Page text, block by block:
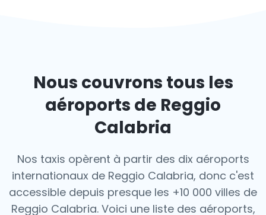
Nous couvrons tous les
aéroports de Reggio
Calabria
Nos taxis opèrent à partir des dix aéroports
internationaux de Reggio Calabria, donc c'est
accessible depuis presque les +10 000 villes de
Reggio Calabria. Voici une liste des aéroports,